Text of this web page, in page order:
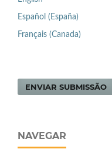
Español (España)
Français (Canada)
ENVIAR SUBMISSÃO
NAVEGAR